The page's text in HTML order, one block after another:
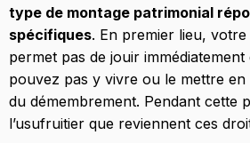
type de montage patrimonial
spécifiques. En premier lieu,
permet pas de jouir
pouvez pas y vivre ou le mettre
du démembrement. Pendant cette
l’usufruitier que reviennent ces